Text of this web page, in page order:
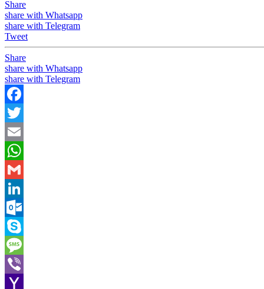
Share
share with Whatsapp
share with Telegram
Tweet
Share
share with Whatsapp
share with Telegram
Facebook
Twitter
Email
WhatsApp
Gmail
LinkedIn
Outlook.com
Skype
Message
Viber